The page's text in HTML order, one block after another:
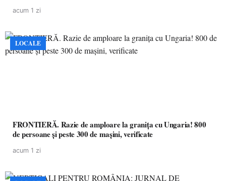
acum 1 zi
LOCALE
FRONTIERĂ. Razie de amploare la granița cu Ungaria! 800
de persoane și peste 300 de mașini, verificate
acum 1 zi